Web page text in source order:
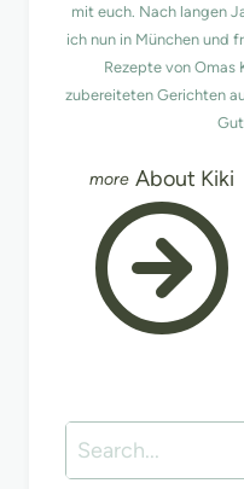
mit euch. Nach langen
ich nun in München und
Rezepte von Omas
zubereiteten Gerichten
About Kiki
Suchen